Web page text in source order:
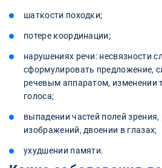
шаткости походки;
потере координации;
нарушениях речи: несвязности
сформулировать предложение,
речевым аппаратом, изменении
голоса;
выпадении частей полей
изображений, двоении в глазах;
ухудшении памяти.